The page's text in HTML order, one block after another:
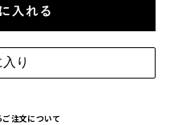
トに入れる
り
注文について